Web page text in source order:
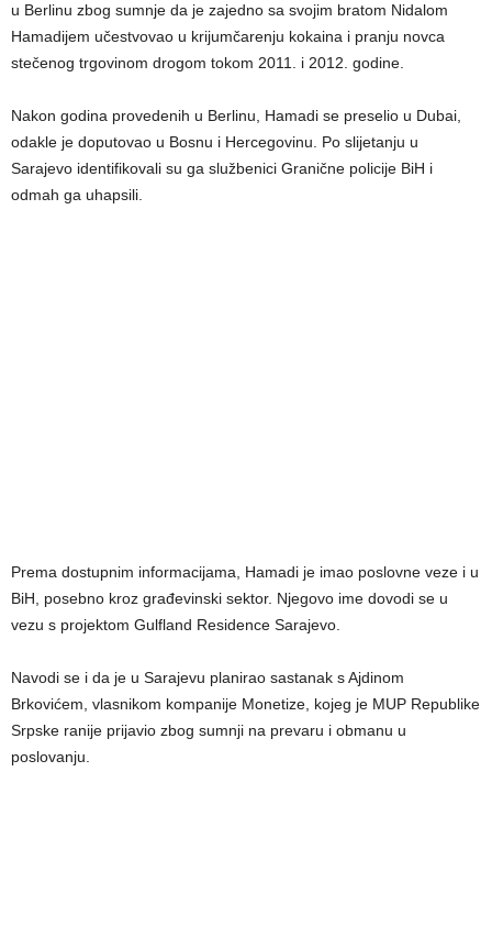
u Berlinu zbog sumnje da je zajedno sa svojim bratom Nidalom
Hamadijem učestvovao u krijumčarenju kokaina i pranju novca
stečenog trgovinom drogom tokom 2011. i 2012. godine.
Nakon godina provedenih u Berlinu, Hamadi se preselio u Dubai,
odakle je doputovao u Bosnu i Hercegovinu. Po slijetanju u
Sarajevo identifikovali su ga službenici Granične policije BiH i
odmah ga uhapsili.
Prema dostupnim informacijama, Hamadi je imao poslovne veze i u
BiH, posebno kroz građevinski sektor. Njegovo ime dovodi se u
vezu s projektom Gulfland Residence Sarajevo.
Navodi se i da je u Sarajevu planirao sastanak s Ajdinom
Brkovićem, vlasnikom kompanije Monetize, kojeg je MUP Republike
Srpske ranije prijavio zbog sumnji na prevaru i obmanu u
poslovanju.